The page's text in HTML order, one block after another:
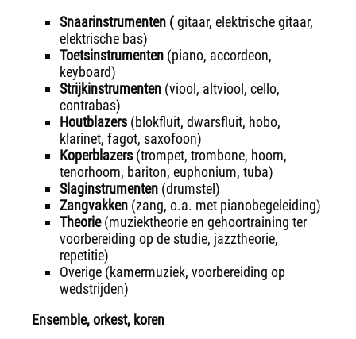
Snaarinstrumenten (gitaar, elektrische gitaar,
elektrische bas)
Toetsinstrumenten (piano, accordeon,
keyboard)
Strijkinstrumenten (viool, altviool, cello,
contrabas)
Houtblazers (blokfluit, dwarsfluit, hobo,
klarinet, fagot, saxofoon)
Koperblazers (trompet, trombone, hoorn,
tenorhoorn, bariton, euphonium, tuba)
Slaginstrumenten (drumstel)
Zangvakken (zang, o.a. met pianobegeleiding)
Theorie(muziektheorie en gehoortraining ter
voorbereiding op de studie, jazztheorie,
repetitie)
Overige (kamermuziek, voorbereiding op
wedstrijden)
Ensemble, orkest, koren